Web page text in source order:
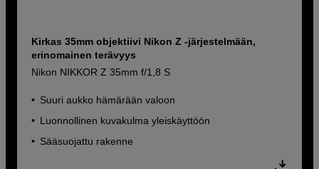
Kirkas 35mm objektiivi Nikon Z -järjestelmään,
erinomainen terävyys
Nikon NIKKOR Z 35mm f/1,8 S
Suuri aukko hämärään valoon
Luonnollinen kuvakulma yleiskäyttöön
Sääsuojattu rakenne